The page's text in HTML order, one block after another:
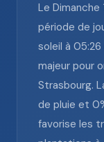
Le Dimanche
période de
soleil à
majeur pour
Strasbourg.
de pluie et
favorise les